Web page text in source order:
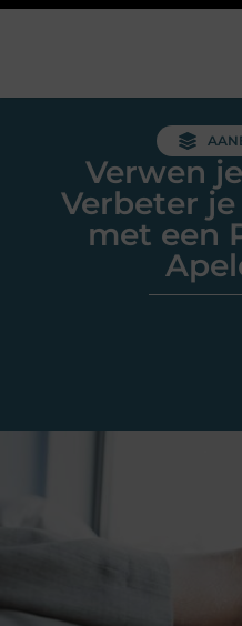
Verwen
Verbeter
met een